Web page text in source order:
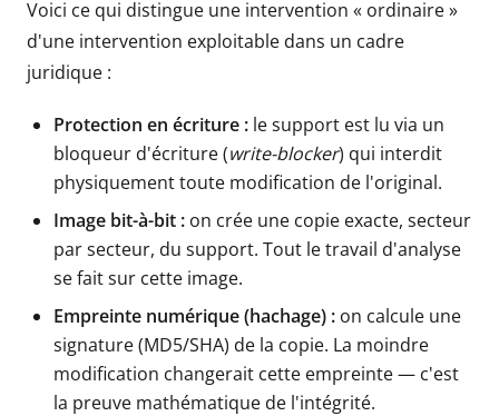
Voici ce qui distingue une intervention « ordinaire »
d'une intervention exploitable dans un cadre
juridique :
Protection en écriture : le support est lu via un
bloqueur d'écriture (write-blocker) qui interdit
physiquement toute modification de l'original.
Image bit-à-bit : on crée une copie exacte, secteur
par secteur, du support. Tout le travail d'analyse
se fait sur cette image.
Empreinte numérique (hachage) : on calcule une
signature (MD5/SHA) de la copie. La moindre
modification changerait cette empreinte — c'est
la preuve mathématique de l'intégrité.